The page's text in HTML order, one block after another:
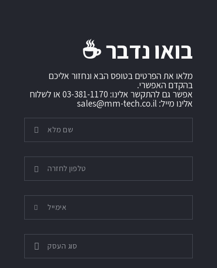
בואו נדבר ☕️
מלאו את הפרטים בטופס הבא ונחזור אליכם
בהקדם האפשרי.
אפשר גם להתקשר אלינו: 03-381-1170 או לשלוח
אלינו מייל: sales@mm-tech.co.il